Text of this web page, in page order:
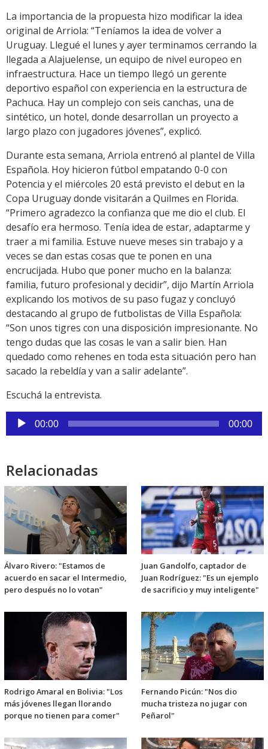
La importancia de la propuesta hizo modificar la idea
original de Arriola: “Teníamos la idea de volver a
Uruguay. Llegué el lunes y ayer terminamos cerrando la
llegada a Alajuelense, un equipo de nivel europeo en
infraestructura. Hace un tiempo llegó un gerente
deportivo español con experiencia en la estructura de
Pachuca. Hay un complejo con seis canchas, una de
sintético, un hotel, donde desarrollan un proyecto a
largo plazo con jugadores jóvenes”, explicó.
Durante esta semana, Arriola entrenó al plantel de Villa
Española. Hoy hicieron fútbol empatando 0-0 con
Potencia y el miércoles 20 está previsto el debut en la
Copa Uruguay donde visitarán a Quilmes en Florida.
“Primero agradezco la confianza que me dio el club. El
desafío era hermoso. Tenía idea de estar, adaptarme y
traer a mi familia. Estuve nueve meses sin trabajo y a
veces se dan estas cosas que te ponen en una
encrucijada. Hubo que poner mucho en la balanza:
familia, futuro profesional y decidir”, dijo Martín Arriola
explicando los motivos de su paso fugaz y concluyó
destacando al grupo de futbolistas de Villa Española:
“Son unos tigres con una disposición impresionante. No
tengo dudas que las cosas le van a salir bien. Han
quedado como rehenes en toda esta situación pero han
sacado la rebeldía y van a salir adelante”.
Escuchá la entrevista.
Reproductor
de
00:00 00:00
Relacionadas
Álvaro Rivero: "Estamos de
acuerdo en sacar el Intermedio,
pero después no lo votan"
Juan Gandolfo, captador de
Juan Rodríguez: "Es un ejemplo
de sacrificio y muy inteligente"
Rodrigo Amaral en Bolivia: "Los
más jóvenes llegan llorando
porque no tienen para comer"
Fernando Picún: "Nos dio
mucha tristeza no jugar con
Peñarol"